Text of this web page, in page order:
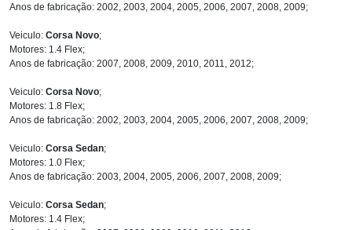
Anos de fabricação: 2002, 2003, 2004, 2005, 2006, 2007, 2008, 2009;
Veiculo: Corsa Novo;
Motores: 1.4 Flex;
Anos de fabricação: 2007, 2008, 2009, 2010, 2011, 2012;
Veiculo: Corsa Novo;
Motores: 1.8 Flex;
Anos de fabricação: 2002, 2003, 2004, 2005, 2006, 2007, 2008, 2009;
Veiculo: Corsa Sedan;
Motores: 1.0 Flex;
Anos de fabricação: 2003, 2004, 2005, 2006, 2007, 2008, 2009;
Veiculo: Corsa Sedan;
Motores: 1.4 Flex;